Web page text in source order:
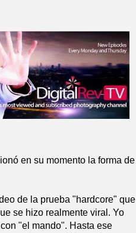
en su momento la forma de
de la prueba "hardcore" que
se hizo realmente viral. Yo
"el mando". Hasta ese